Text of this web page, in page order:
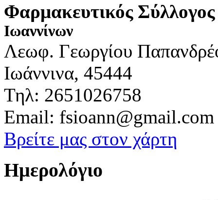
Φαρμακευτικός Σύλλογος
Ιωαννίνων
Λεωφ. Γεωργίου
Ιωάννινα, 45444
Τηλ: 2651026758
Email: fsioann@gmail.com
Βρείτε μας στον χάρτη
Ημερολόγιο